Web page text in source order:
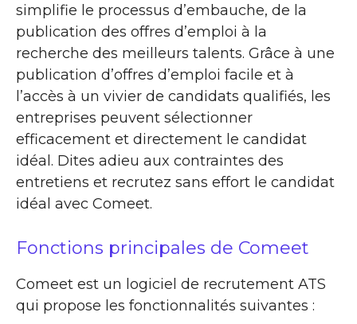
simplifie le processus d’embauche, de la
publication des offres d’emploi à la
recherche des meilleurs talents. Grâce à une
publication d’offres d’emploi facile et à
l’accès à un vivier de candidats qualifiés, les
entreprises peuvent sélectionner
efficacement et directement le candidat
idéal. Dites adieu aux contraintes des
entretiens et recrutez sans effort le candidat
idéal avec Comeet.
Fonctions principales de Comeet
Comeet est un logiciel de recrutement ATS
qui propose les fonctionnalités suivantes :